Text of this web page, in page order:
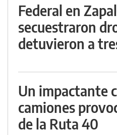
Federal en
secuestraron
detuvieron a
Un impactante
camiones
de la Ruta 40